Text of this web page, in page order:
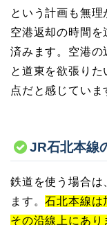
という計画も無
空港返却の時間を
済みます。空港の
と道東を欲張りた
点だと感じていま
JR石北本線
鉄道を使う場合は
ます。石北本線は
その沿線上にあり